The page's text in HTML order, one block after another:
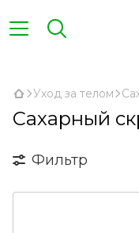
Уход за телом
Сахарный
Фильтр